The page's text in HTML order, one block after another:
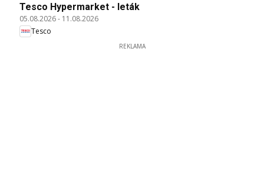
Tesco Hypermarket - leták
05.08.2026- 11.08.2026
Tesco
REKLAMA